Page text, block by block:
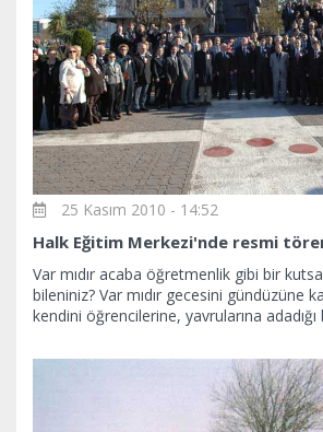
25 Kasım 2010 - 14:52
Halk Eğitim Merkezi'nde resmi
Var mıdır acaba öğretmenlik gibi bir
bileniniz? Var mıdır gecesini gündüzüne
kendini öğrencilerine, yavrularına